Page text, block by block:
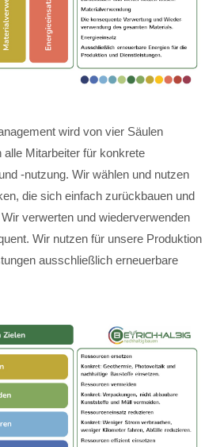
wird von vier Säulen
alle Mitarbeiter für konkrete
-nutzung. Wir wählen und nutzen
die sich einfach zurückbauen und
verwerten und wiederverwenden
Wir nutzen für unsere Produktion
ausschließlich erneuerbare